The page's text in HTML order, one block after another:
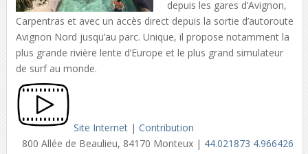
depuis les gares d’Avignon,
Carpentras et avec un accès direct depuis la sortie d’autoroute
Avignon Nord jusqu’au parc. Unique, il propose notamment la
plus grande rivière lente d’Europe et le plus grand simulateur
de surf au monde.
Site Internet| Contribution
800 Allée de Beaulieu, 84170 Monteux | 44.021873 4.966426